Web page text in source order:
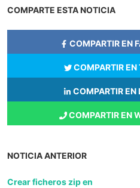
COMPARTE ESTA NOTICIA
COMPARTIR EN
COMPARTIR EN
COMPARTIR EN
COMPARTIR EN
NOTICIA ANTERIOR
Crear ficheros zip en